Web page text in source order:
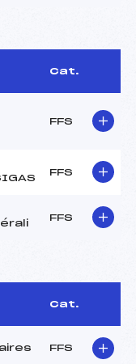
Cat.
FFS
FFS
FFS
Cat.
FFS